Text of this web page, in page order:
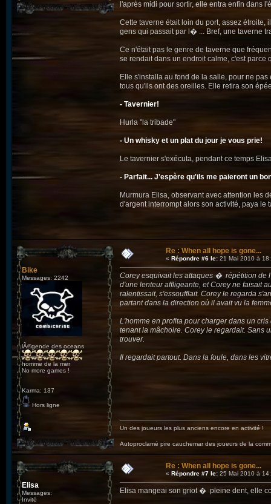
l'après midi pour sortir, elle entra enfin dans
Cette taverne était loin du port, assez
gens qui passait par l� ... Bref, une taverne
Ce n'était pas le genre de taverne que
se rendait dans un endroit calme, c'est
Elle s'installa au fond de la salle, pour ne
tous qu'ils ont des oreilles. Elle retira son
- Tavernier!
Hurla "la tribade"
- Un whisky et un plat du jour je vous prie!
Le tavernier s'exécuta, pendant ce temps
- Parfait... J'espère qu'ils me paieront un
Murmura Elisa, observant avec attention les
d'argent interrompt alors son activité, paya
Bike
Messages: 2242
lÃ©gende des oceans
homme de la mer
No more games !
Karma: 137
Hors ligne
Re : When all hope is gone...
« Répondre #6 le: 21 Mai 2010 à
Corey esquivait les attaques � répétition de
d'une lenteur affligeante, et Corey ne faisait
ralentissait, s'essoufflait. Corey le regarda
partant dans la direction où il avait vu la
L'homme en profita pour charger dans un
tenant la mâchoire. Corey le regardait. Sans
trouver.
Il regardait partout. Dans la foule, dans les
Un des joueurs les plus anciens encore en activité !
Autoproclamé pire cauchemar des joueurs de la
Elisa
Messages:
Invité
Re : When all hope is gone...
« Répondre #7 le: 25 Mai 2010 à
Elisa mangeai son griot � pleine dent, elle